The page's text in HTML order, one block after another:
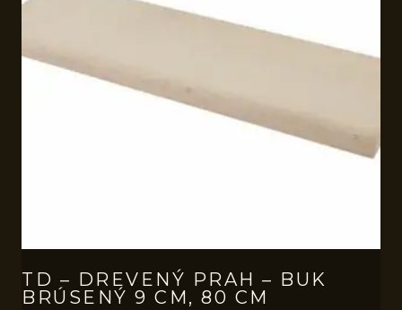
TD – DREVENÝ PRAH – BUK
BRÚSENÝ 9 CM, 80 CM